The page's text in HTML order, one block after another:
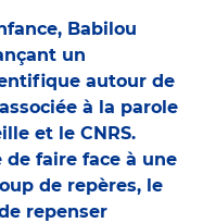
Babilou
un
autour de
à la parole
et le CNRS.
faire face à une
de repères, le
repenser